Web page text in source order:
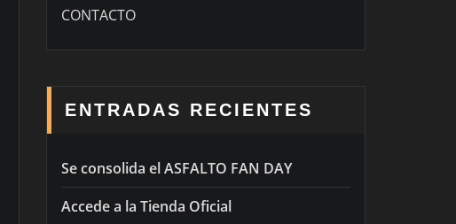
CONTACTO
ENTRADAS RECIENTES
Se consolida el ASFALTO FAN DAY
Accede a la Tienda Oficial